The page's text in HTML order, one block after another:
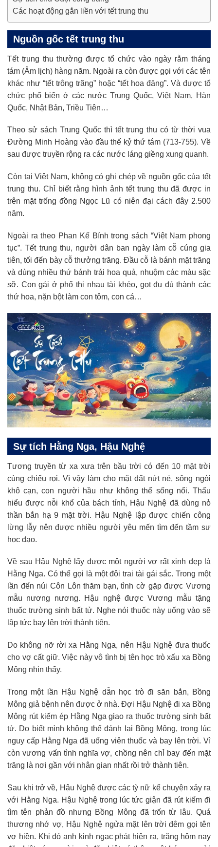
Các hoạt động gắn liền với tết trung thu
Nguồn gốc tết trung thu
Tết trung thu thường được tổ chức vào ngày rằm tháng
tám (Âm lịch) hàng năm. Ngoài ra còn được gọi với các tên
khác như “tết trông trăng” hoặc “tết hoa đăng”. Và được tổ
chức phổ biến ở các nước Trung Quốc, Việt Nam, Hàn
Quốc, Nhật Bản, Triều Tiên…
Theo sử sách Trung Quốc thì tết trung thu có từ thời vua
Đường Minh Hoàng vào đầu thế kỷ thứ tám (713-755). Về
sau được truyền rộng ra các nước láng giềng xung quanh.
Còn tại Việt Nam, không có ghi chép về nguồn gốc của tết
trung thu. Chỉ biết rằng hình ảnh tết trung thu đã được in
trên mặt trống đồng Ngọc Lũ có niên đại cách đây 2.500
năm.
Ngoài ra theo Phan Kế Bính trong sách “Việt Nam phong
tục”. Tết trung thu, người dân ban ngày làm cỗ cúng gia
tiên, tối đến bày cỗ thưởng trăng. Đầu cỗ là bánh mặt trăng
và dùng nhiều thứ bánh trái hoa quả, nhuộm các màu sặc
sỡ. Con gái ở phố thi nhau tài khéo, gọt đu đủ thành các
thứ hoa, nặn bột làm con tôm, con cá…
Sự tích Hằng Nga, Hậu Nghệ
Tương truyền từ xa xưa trên bầu trời có đến 10 mặt trời
cùng chiếu rọi. Vì vậy làm cho mặt đất nứt nẻ, sông ngòi
khô cạn, con người hầu như không thể sống nổi. Thấu
hiểu được nỗi khổ của bách tính, Hậu Nghệ đã dùng nỏ
thần bắn hạ 9 mặt trời. Hậu Nghệ lập được chiến công
lừng lẫy nên được nhiều người yêu mến tìm đến tầm sư
học đạo.
Về sau Hậu Nghệ lấy được một người vợ rất xinh đẹp là
Hằng Nga. Có thể gọi là một đôi trai tài gái sắc. Trong một
lần đến núi Côn Lôn thăm bạn, tình cờ gặp được Vương
mẫu nương nương. Hậu nghệ được Vương mẫu tặng
thuốc trường sinh bất tử. Nghe nói thuốc này uống vào sẽ
lập tức bay lên trời thành tiên.
Do không nỡ rời xa Hằng Nga, nên Hậu Nghệ đưa thuốc
cho vợ cất giữ. Việc này vô tình bị tên học trò xấu xa Bồng
Mông nhìn thấy.
Trong một lần Hậu Nghệ dẫn học trò đi săn bắn, Bồng
Mông giả bệnh nên được ở nhà. Đợi Hậu Nghệ đi xa Bồng
Mông rút kiếm ép Hằng Nga giao ra thuốc trường sinh bất
tử. Do biết mình không thể đánh lại Bồng Mông, trong lúc
nguy cấp Hằng Nga đã uống viên thuốc và bay lên trời. Vì
còn vương vấn tình nghĩa vợ, chồng nên chỉ bay đến mặt
trăng là nơi gần với nhân gian nhất rồi trở thành tiên.
Sau khi trở về, Hậu Nghệ được các tỳ nữ kể chuyện xảy ra
với Hằng Nga. Hậu Nghệ trong lúc tức giận đã rút kiếm đi
tìm tên phản đồ nhưng Bồng Mông đã trốn từ lâu. Quá
thương nhớ vợ, Hậu Nghệ ngửa mặt lên trời đêm gọi tên
vợ hiền. Khi đó anh kinh ngạc phát hiện ra, trăng hôm nay